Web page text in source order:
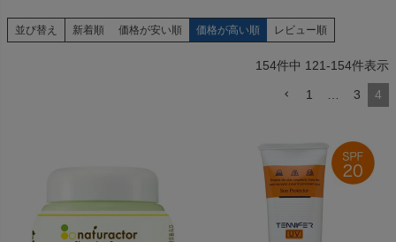
並び替え 新着順 価格が安い順 価格が高い順 レビュー順
154件中 121-154件表示
1 3 4